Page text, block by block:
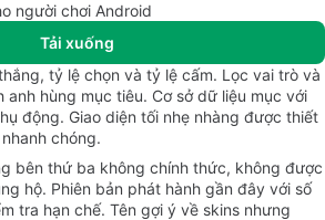
người chơi Android
Tải xuống
tỷ lệ chọn và tỷ lệ cấm. Lọc vai trò và
anh hùng mục tiêu. Cơ sở dữ liệu mục với
động. Giao diện tối nhẹ nhàng được thiết
chóng.
bên thứ ba không chính thức, không được
hộ. Phiên bản phát hành gần đây với số
tra hạn chế. Tên gợi ý về skins nhưng